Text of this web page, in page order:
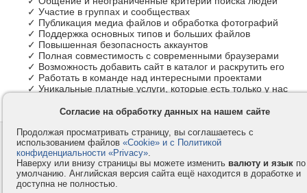
✓ Участие в группах и сообществах
✓ Публикация медиа файлов и обработка фотографий
✓ Поддержка основных типов и больших файлов
✓ Повышенная безопасность аккаунтов
✓ Полная совместимость с современными браузерами
✓ Возможность добавить сайт в каталог и раскрутить его
✓ Работать в команде над интересными проектами
✓ Уникальные платные услуги, которые есть только у нас
Контакты
Компания
Privacy и Cookie
Услуги
Как оплатить
Помощь
Согласие на обработку данных на нашем сайте
Продолжая просматривать страницу, вы соглашаетесь с
использованием файлов «Cookie» и с Политикой
конфиденциальности «Privacy».
Наверху или внизу страницы вы можете изменить валюту и язык по
умолчанию. Английская версия сайта ещё находится в доработке и
доступна не полностью.